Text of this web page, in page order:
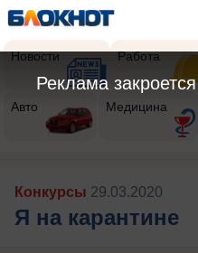
Новости Работа
Авто Медицина
Конкурсы 29.03.2020
Я на карантине
Реклама